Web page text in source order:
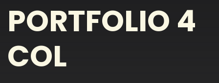
PORTFOLIO 4
COL